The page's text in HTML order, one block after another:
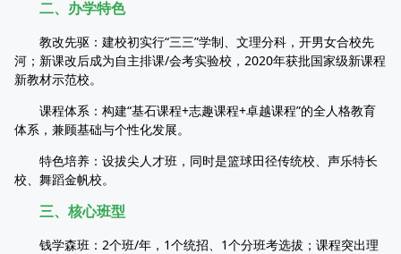
二、办学特色
教改先驱：建校初实行“三三”学制、文理分科，开男女合校先
河；新课改后成为自主排课/会考实验校，2020年获批国家级新课程
新教材示范校。
课程体系：构建“基石课程+志趣课程+卓越课程”的全人格教育
体系，兼顾基础与个性化发展。
特色培养：设拔尖人才班，同时是篮球田径传统校、声乐特长
校、舞蹈金帆校。
三、核心班型
钱学森班：2个班/年，1个统招、1个分班考选拔；课程突出理